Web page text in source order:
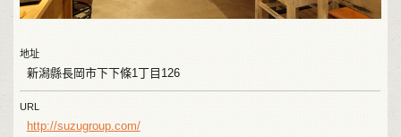
地址
新潟縣長岡市下下條1丁目126
URL
http://suzugroup.com/